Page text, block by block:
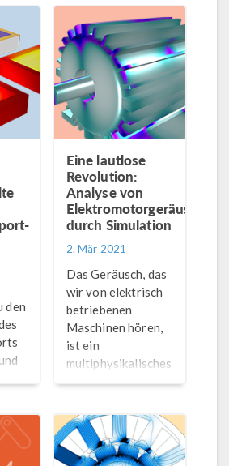
über Raum oder
Zeit und sind
verrauscht?
Versuchen Sie, die
Daten zu filtern,
zum Beispiel mit
einem Helmholtz-
Filter.
den
Wie
Eine lautlose
Revolution:
Analyse von
Elektromotorgeräuschen
durch Simulation
2. Mär 2021
Das Geräusch, das
wir von elektrisch
betriebenen
Maschinen hören,
ist ein
multiphysikalisches
Phänomen: Die
Aktivität eines
Motors sendet
Vibrationen durch